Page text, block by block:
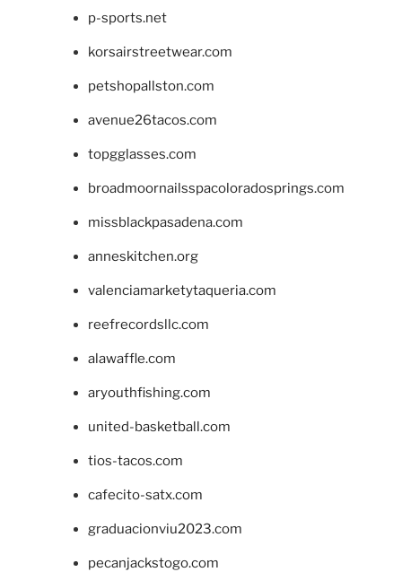
p-sports.net
korsairstreetwear.com
petshopallston.com
avenue26tacos.com
topgglasses.com
broadmoornailsspacoloradosprings.com
missblackpasadena.com
anneskitchen.org
valenciamarketytaqueria.com
reefrecordsllc.com
alawaffle.com
aryouthfishing.com
united-basketball.com
tios-tacos.com
cafecito-satx.com
graduacionviu2023.com
pecanjackstogo.com